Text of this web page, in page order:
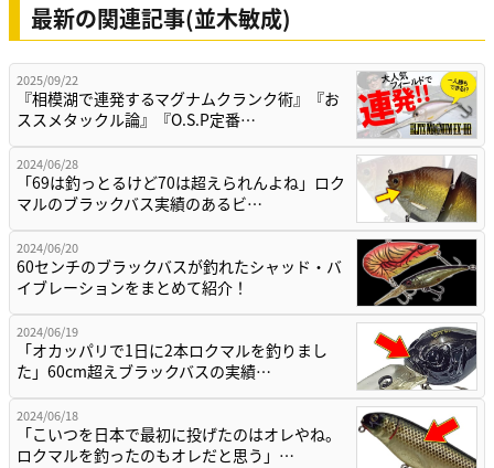
最新の関連記事(並木敏成)
2025/09/22
『相模湖で連発するマグナムクランク術』『お
ススメタックル論』『O.S.P定番…
2024/06/28
「69は釣っとるけど70は超えられんよね」ロク
マルのブラックバス実績のあるビ…
2024/06/20
60センチのブラックバスが釣れたシャッド・バ
イブレーションをまとめて紹介！
2024/06/19
「オカッパリで1日に2本ロクマルを釣りまし
た」60cm超えブラックバスの実績…
2024/06/18
「こいつを日本で最初に投げたのはオレやね。
ロクマルを釣ったのもオレだと思う」…